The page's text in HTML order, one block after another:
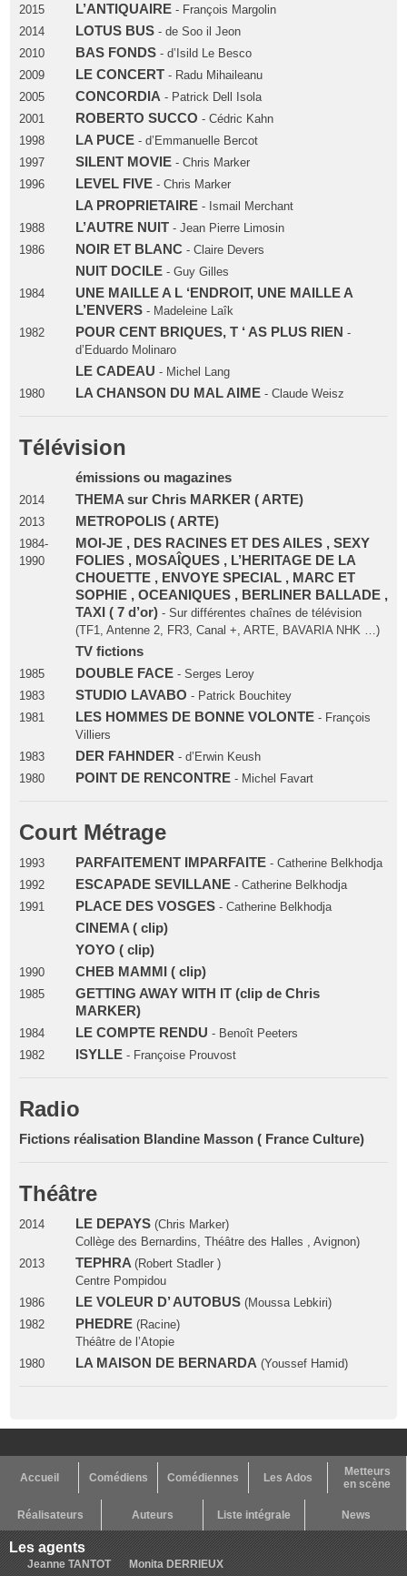
2015 L’ANTIQUAIRE- François Margolin
2014
LOTUS BUS- de Soo il Jeon
2010
BAS FONDS- d’Isild Le Besco
2009
LE CONCERT- Radu Mihaileanu
2005
CONCORDIA - Patrick Dell Isola
2001
ROBERTO SUCCO - Cédric Kahn
1998
LA PUCE- d’Emmanuelle Bercot
1997
SILENT MOVIE- Chris Marker
1996
LEVEL FIVE- Chris Marker
LA PROPRIETAIRE- Ismail Merchant
1988
L’AUTRE NUIT- Jean Pierre Limosin
1986
NOIR ET BLANC- Claire Devers
NUIT DOCILE- Guy Gilles
1984
UNE MAILLE A L ‘ENDROIT, UNE MAILLE A
L’ENVERS- Madeleine Laîk
1982
POUR CENT BRIQUES, T ‘ AS PLUS RIEN -
d’Eduardo Molinaro
LE CADEAU - Michel Lang
1980
LA CHANSON DU MAL AIME- Claude Weisz
Télévision
émissions ou magazines
2014 THEMA sur Chris MARKER ( ARTE)
2013 METROPOLIS ( ARTE)
1984-
1990
MOI-JE , DES RACINES ET DES AILES , SEXY
FOLIES , MOSAÎQUES , L’HERITAGE DE LA
CHOUETTE , ENVOYE SPECIAL , MARC ET
SOPHIE , OCEANIQUES , BERLINER BALLADE ,
TAXI ( 7 d’or)- Sur différentes chaînes de télévision
(TF1, Antenne 2, FR3, Canal +, ARTE, BAVARIA NHK …)
TV fictions
1985 DOUBLE FACE- Serges Leroy
1983
STUDIO LAVABO - Patrick Bouchitey
1981
LES HOMMES DE BONNE VOLONTE- François
Villiers
1983
DER FAHNDER - d’Erwin Keush
1980
POINT DE RENCONTRE- Michel Favart
Court Métrage
1993 PARFAITEMENT IMPARFAITE- Catherine Belkhodja
1992
ESCAPADE SEVILLANE - Catherine Belkhodja
1991
PLACE DES VOSGES- Catherine Belkhodja
CINEMA ( clip)
YOYO ( clip)
1990 CHEB MAMMI ( clip)
1985
GETTING AWAY WITH IT (clip de Chris
MARKER)
1984 LE COMPTE RENDU - Benoît Peeters
1982
ISYLLE- Françoise Prouvost
Radio
Fictions réalisation Blandine Masson ( France Culture)
Théâtre
2014 LE DEPAYS(Chris Marker)
Collège des Bernardins, Théâtre des Halles , Avignon)
2013
TEPHRA (Robert Stadler )
Centre Pompidou
1986
LE VOLEUR D’ AUTOBUS(Moussa Lebkiri)
1982
PHEDRE(Racine)
Théâtre de l’Atopie
1980
LA MAISON DE BERNARDA (Youssef Hamid)
Accueil Comédiens Comédiennes Les Ados
Metteurs
en scène
Réalisateurs Auteurs Liste intégrale News
Les agents
Jeanne TANTOT Monita DERRIEUX